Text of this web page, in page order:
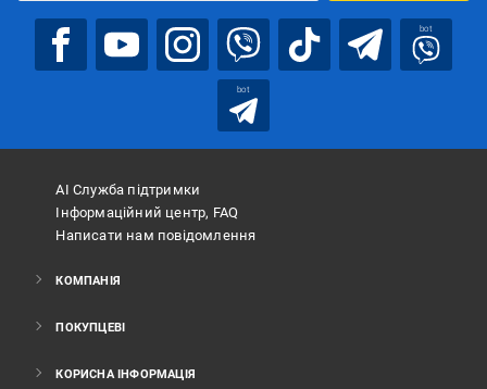
bot
bot
АІ Служба підтримки
Інформаційний центр, FAQ
Написати нам повідомлення
КОМПАНІЯ
ПОКУПЦЕВІ
КОРИСНА ІНФОРМАЦІЯ